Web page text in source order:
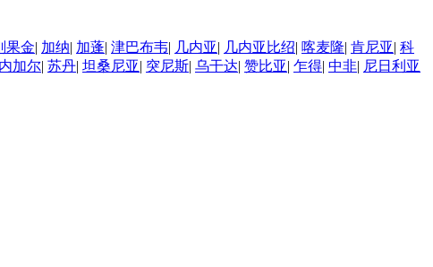
果金| 加纳| 加蓬| 津巴布韦| 几内亚| 几内亚比绍| 喀麦隆| 肯尼亚| 科
加尔| 苏丹| 坦桑尼亚| 突尼斯| 乌干达| 赞比亚| 乍得| 中非| 尼日利亚